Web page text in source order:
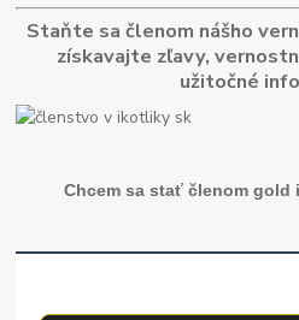
Staňte sa členom nášho
získavajte zľavy,
užitočné
Chcem sa stať členom gold